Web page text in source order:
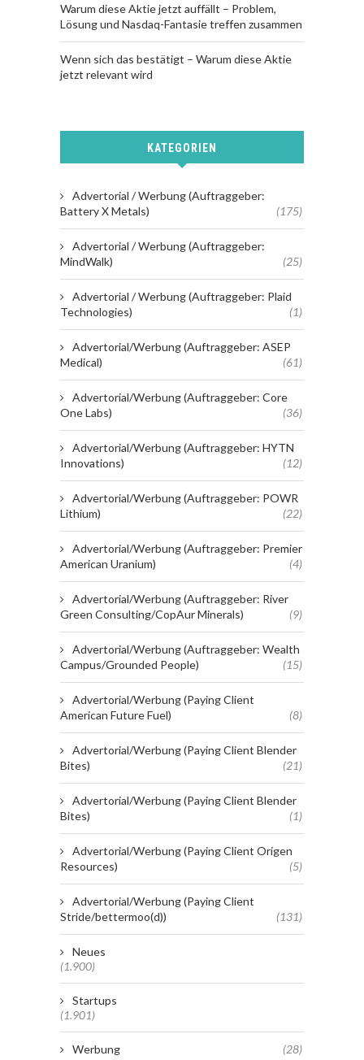
Warum diese Aktie jetzt auffällt – Problem,
Lösung und Nasdaq-Fantasie treffen zusammen
Wenn sich das bestätigt – Warum diese Aktie
jetzt relevant wird
KATEGORIEN
Advertorial / Werbung (Auftraggeber:
Battery X Metals)
(175)
Advertorial / Werbung (Auftraggeber:
MindWalk)
(25)
Advertorial / Werbung (Auftraggeber: Plaid
Technologies)
(1)
Advertorial/Werbung (Auftraggeber: ASEP
Medical)
(61)
Advertorial/Werbung (Auftraggeber: Core
One Labs)
(36)
Advertorial/Werbung (Auftraggeber: HYTN
Innovations)
(12)
Advertorial/Werbung (Auftraggeber: POWR
Lithium)
(22)
Advertorial/Werbung (Auftraggeber: Premier
American Uranium)
(4)
Advertorial/Werbung (Auftraggeber: River
Green Consulting/CopAur Minerals)
(9)
Advertorial/Werbung (Auftraggeber: Wealth
Campus/Grounded People)
(15)
Advertorial/Werbung (Paying Client
American Future Fuel)
(8)
Advertorial/Werbung (Paying Client Blender
Bites)
(21)
Advertorial/Werbung (Paying Client Blender
Bites)
(1)
Advertorial/Werbung (Paying Client Origen
Resources)
(5)
Advertorial/Werbung (Paying Client
Stride/bettermoo(d))
(131)
Neues
(1.900)
Startups
(1.901)
Werbung (28)